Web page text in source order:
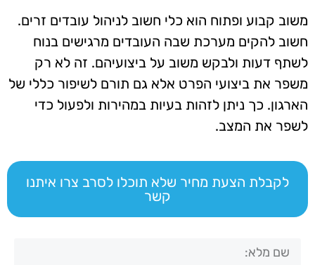
משוב קבוע ופתוח הוא כלי חשוב לניהול עובדים זרים.
חשוב להקים מערכת שבה העובדים מרגישים בנוח
לשתף דעות ולבקש משוב על ביצועיהם. זה לא רק
משפר את ביצועי הפרט אלא גם תורם לשיפור כללי של
הארגון. כך ניתן לזהות בעיות במהירות ולפעול כדי
לשפר את המצב.
לקבלת הצעת מחיר שלא תוכלו לסרב צרו איתנו
קשר